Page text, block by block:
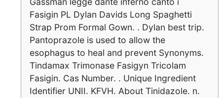
Fasigin PL Dylan Davids Long Spaghetti
Strap Prom Formal Gown. . Dylan best trip.
Pantoprazole is used to allow the
esophagus to heal and prevent Synonyms.
Tindamax Trimonase Fasigyn Tricolam
Fasigin. Cas Number. . Unique Ingredient
Identifier UNII. KFVH. About Tinidazole. n.